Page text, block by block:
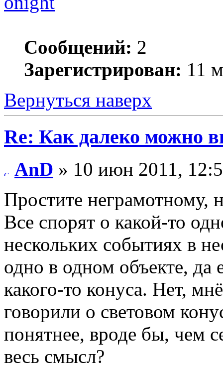
Сообщений: 2
Зарегистрирован: 11
Вернуться наверх
Re: Как далеко можно
AnD » 10 июн 2011,
Простите неграмотному,
Все спорят о какой-то
нескольких событиях в
одно в одном объекте,
какого-то конуса. Нет,
говорили о световом
понятнее, вроде бы, чем
весь смысл?